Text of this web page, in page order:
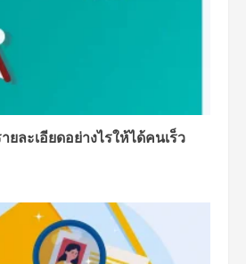
ยละเอียดอย่างไรให้ได้คนเร็ว